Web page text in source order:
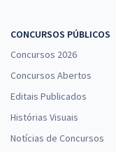
CONCURSOS PÚBLICOS
Concursos 2026
Concursos Abertos
Editais Publicados
Histórias Visuais
Notícias de Concursos